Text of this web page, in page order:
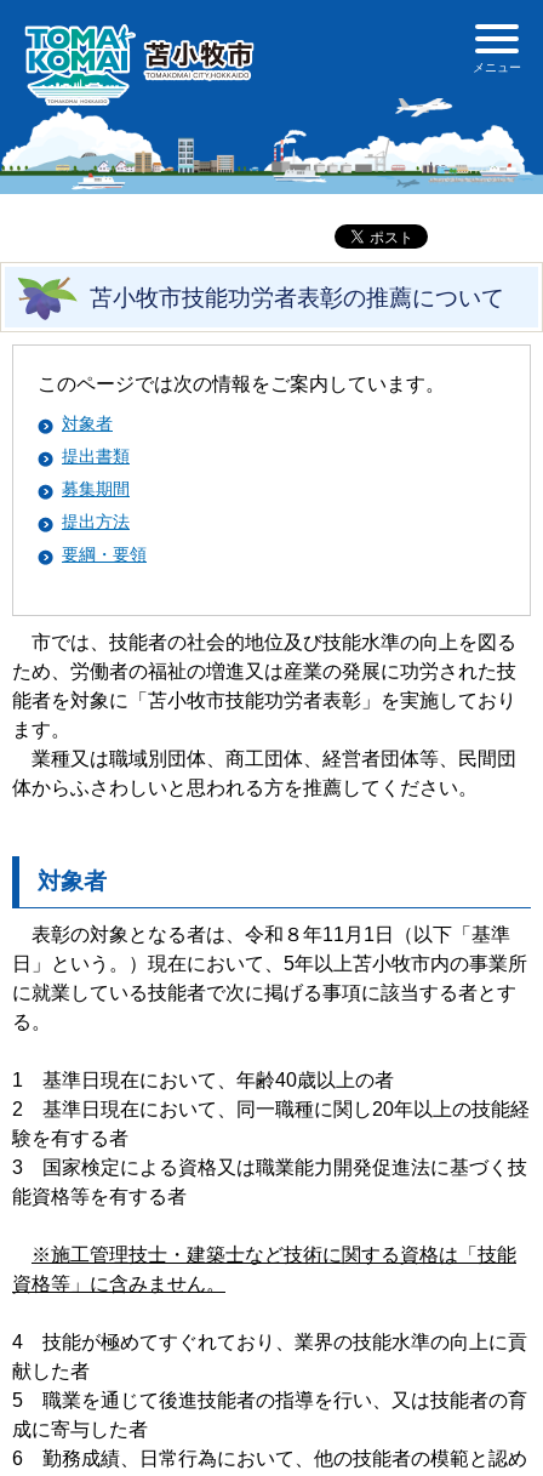
苫小牧市技能功労者表彰の推薦について
このページでは次の情報をご案内しています。
対象者
提出書類
募集期間
提出方法
要綱・要領
市では、技能者の社会的地位及び技能水準の向上を図る
ため、労働者の福祉の増進又は産業の発展に功労された技
能者を対象に「苫小牧市技能功労者表彰」を実施しており
ます。
業種又は職域別団体、商工団体、経営者団体等、民間団
体からふさわしいと思われる方を推薦してください。
対象者
表彰の対象となる者は、令和８年11月1日（以下「基準
日」という。）現在において、5年以上苫小牧市内の事業所
に就業している技能者で次に掲げる事項に該当する者とす
る。
1 基準日現在において、年齢40歳以上の者
2 基準日現在において、同一職種に関し20年以上の技能経
験を有する者
3 国家検定による資格又は職業能力開発促進法に基づく技
能資格等を有する者
※施工管理技士・建築士など技術に関する資格は「技能
資格等」に含みません。
4 技能が極めてすぐれており、業界の技能水準の向上に貢
献した者
5 職業を通じて後進技能者の指導を行い、又は技能者の育
成に寄与した者
6 勤務成績、日常行為において、他の技能者の模範と認め